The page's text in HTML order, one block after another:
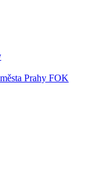
Prahy FOK